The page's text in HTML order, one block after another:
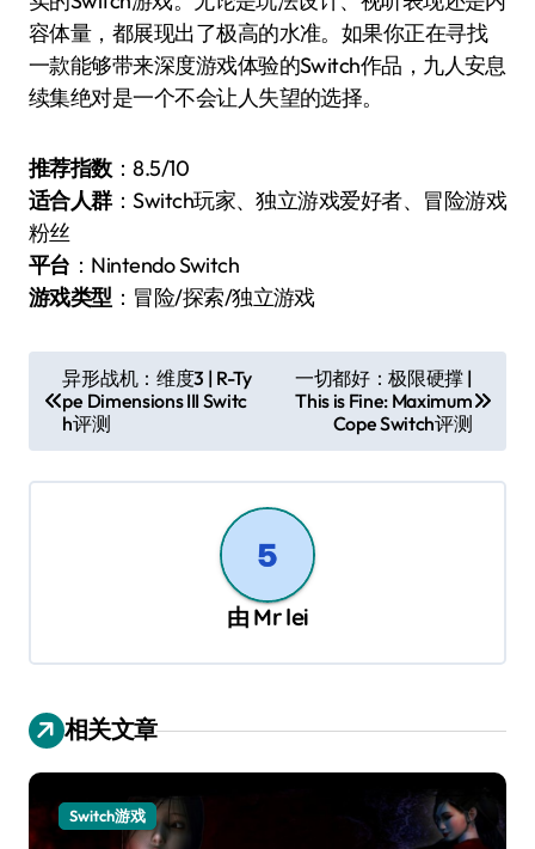
容体量，都展现出了极高的水准。如果你正在寻找
一款能够带来深度游戏体验的Switch作品，九人安息
续集绝对是一个不会让人失望的选择。
推荐指数：8.5/10
适合人群：Switch玩家、独立游戏爱好者、冒险游戏
粉丝
平台 ：Nintendo Switch
游戏类型 ：冒险/探索/独立游戏
章
导
航
异形战机：维度3 | R-Ty
pe Dimensions III Switc
h评测
一切都好：极限硬撑 |
This is Fine: Maximum
Cope Switch评测
由 Mr lei
相关文章
Switch游戏